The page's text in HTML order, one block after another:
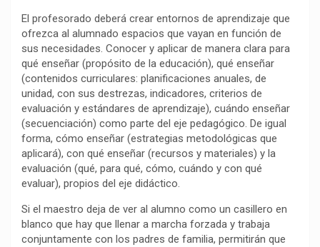
El profesorado deberá crear entornos de aprendizaje que
ofrezca al alumnado espacios que vayan en función de
sus necesidades. Conocer y aplicar de manera clara para
qué enseñar (propósito de la educación), qué enseñar
(contenidos curriculares: planificaciones anuales, de
unidad, con sus destrezas, indicadores, criterios de
evaluación y estándares de aprendizaje), cuándo enseñar
(secuenciación) como parte del eje pedagógico. De igual
forma, cómo enseñar (estrategias metodológicas que
aplicará), con qué enseñar (recursos y materiales) y la
evaluación (qué, para qué, cómo, cuándo y con qué
evaluar), propios del eje didáctico.
Si el maestro deja de ver al alumno como un casillero en
blanco que hay que llenar a marcha forzada y trabaja
conjuntamente con los padres de familia, permitirán que